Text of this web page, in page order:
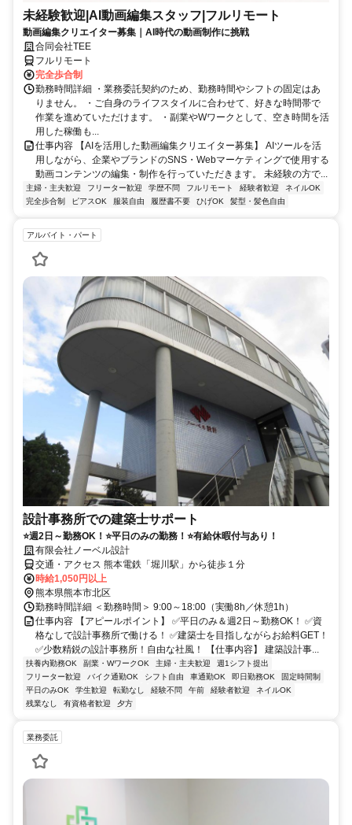
未経験歓迎|AI動画編集スタッフ|フルリモート
動画編集クリエイター募集｜AI時代の動画制作に挑戦
合同会社TEE
フルリモート
完全歩合制
勤務時間詳細 ・業務委託契約のため、勤務時間やシフトの固定はあ
りません。 ・ご自身のライフスタイルに合わせて、好きな時間帯で
作業を進めていただけます。 ・副業やWワークとして、空き時間を活
用した稼働も...
仕事内容 【AIを活用した動画編集クリエイター募集】 AIツールを活
用しながら、企業やブランドのSNS・Webマーケティングで使用する
動画コンテンツの編集・制作を行っていただきます。 未経験の方で...
主婦・主夫歓迎 フリーター歓迎 学歴不問 フルリモート 経験者歓迎
ネイルOK
完全歩合制
ピアスOK 服装自由 履歴書不要 ひげOK 髪型・髪色自由
アルバイト・パート
設計事務所での建築士サポート
⭐週2日～勤務OK！⭐平日のみの勤務！⭐有給休暇付与あり！
有限会社ノーベル設計
交通・アクセス 熊本電鉄「堀川駅」から徒歩１分
時給1,050円以上
熊本県熊本市北区
勤務時間詳細 ＜勤務時間＞ 9:00～18:00（実働8h／休憩1h）
仕事内容 【アピールポイント】 ✅平日のみ＆週2日～勤務OK！ ✅資
格なしで設計事務所で働ける！ ✅建築士を目指しながらお給料GET！
✅少数精鋭の設計事務所！自由な社風！ 【仕事内容】 建築設計事...
扶養内勤務OK 副業・WワークOK 主婦・主夫歓迎
週1シフト提出
フリーター歓迎
バイク通勤OK シフト自由 車通勤OK 即日勤務OK
固定時間制
平日のみOK
学生歓迎 転勤なし 経験不問 午前 経験者歓迎
ネイルOK
残業なし
有資格者歓迎 夕方
業務委託